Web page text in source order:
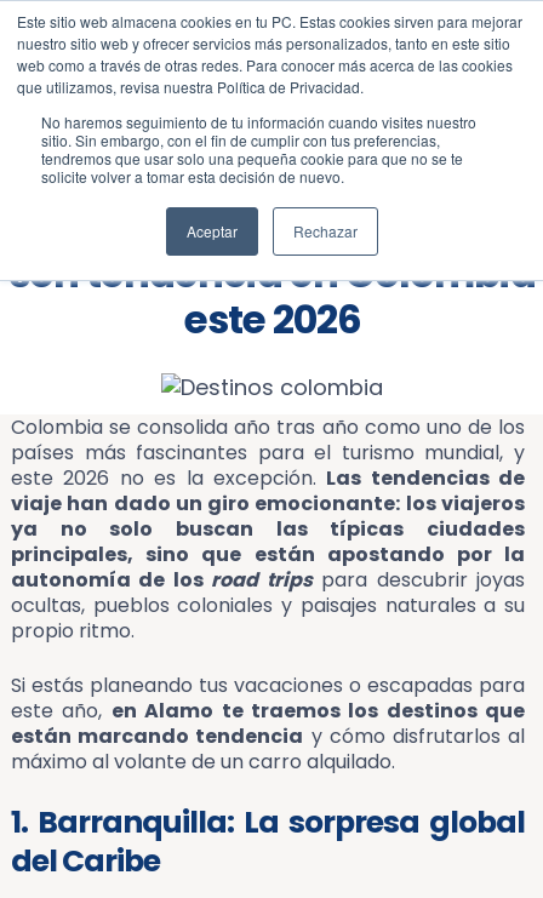
Este sitio web almacena cookies en tu PC. Estas cookies sirven para mejorar
nuestro sitio web y ofrecer servicios más personalizados, tanto en este sitio
web como a través de otras redes. Para conocer más acerca de las cookies
que utilizamos, revisa nuestra Política de Privacidad.
No haremos seguimiento de tu información cuando visites nuestro
sitio. Sin embargo, con el fin de cumplir con tus preferencias,
tendremos que usar solo una pequeña cookie para que no se te
solicite volver a tomar esta decisión de nuevo.
Aceptar Rechazar
Blog Todos
Conoce los destinos que
son tendencia en Colombia
este 2026
Colombia se consolida año tras año como uno de los
países más fascinantes para el turismo mundial, y
este 2026 no es la excepción. Las tendencias de
viaje han dado un giro emocionante: los viajeros
ya no solo buscan las típicas ciudades
principales, sino que están apostando por la
autonomía de los road tripspara descubrir joyas
ocultas, pueblos coloniales y paisajes naturales a su
propio ritmo.
Si estás planeando tus vacaciones o escapadas para
este año, en Alamo te traemos los destinos que
están marcando tendencia y cómo disfrutarlos al
máximo al volante de un carro alquilado.
1. Barranquilla: La sorpresa global
del Caribe